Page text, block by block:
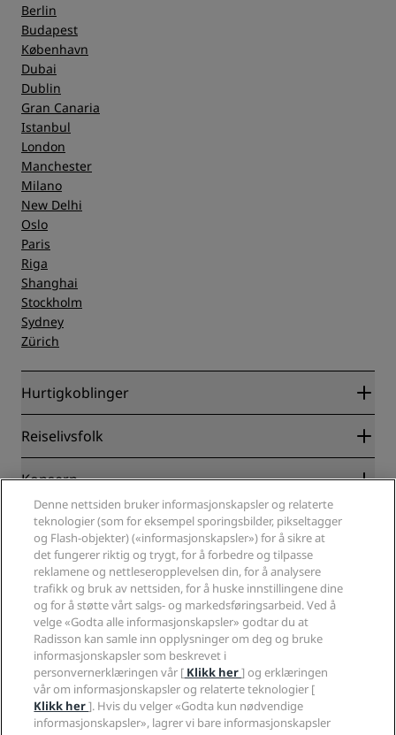
Berlin
Budapest
København
Dubai
Dublin
Gran Canaria
Istanbul
London
Manchester
Milano
New Delhi
Oslo
Paris
Riga
Shanghai
Stockholm
Sydney
Zürich
Hurtigkoblinger
Radisson Rewards
Blog
Nye hoteller og hoteller under utvikling
Radisson Hotels APP
Sportsgodkjente hoteller
Familievennlige hoteller
Helse og sikkerhet
Reiselivsfolk
Partnere
Konsern
Radisson Hotel Group
Presse
Jobb i RHG
Jobb i PPHE
Karriere EHL
The Club by RHG
Utviklingsmuligheter
Ansvarlig virksomhet
Innkjøp
Juridisk
Personvernsenter
Juridisk informasjon
Vilkår og betingelser for Radisson Rewards
Avtale om nettstedsbruk
Digital tilgjengelighet
Erklæring om moderne slaveri
Redegjørelse om våre aktsomhetsvuderinger
Hjelp
Forbrukervarsler
Kontakt
VANLIGE SPØRSMÅL
Sidekart
Sosiale medier
Radisson Hotels-merker
Denne nettsiden bruker informasjonskapsler og relaterte
teknologier (som for eksempel sporingsbilder, pikseltagger
og Flash-objekter) («informasjonskapsler») for å sikre at
det fungerer riktig og trygt, for å forbedre og tilpasse
reklamene og nettleseropplevelsen din, for å analysere
trafikk og bruk av nettsiden, for å huske innstillingene dine
og for å støtte vårt salgs- og markedsføringsarbeid. Ved å
velge «Godta alle informasjonskapsler» godtar du at
Radisson kan samle inn opplysninger om deg og bruke
informasjonskapsler som beskrevet i
personvernerklæringen vår [ Klikk her] og erklæringen
vår om informasjonskapsler og relaterte teknologier [
Klikk her]. Hvis du velger «Godta kun nødvendige
informasjonskapsler», lagrer vi bare informasjonskapsler